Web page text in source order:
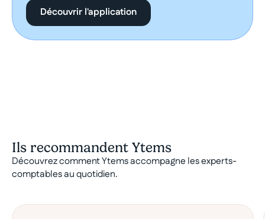
Découvrir l'application
Ils recommandent Ytems
Découvrez comment Ytems accompagne les experts-
comptables au quotidien.